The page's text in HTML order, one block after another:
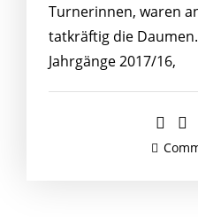
Turnerinnen, waren
tatkräftig die
Jahrgänge 2017/16,